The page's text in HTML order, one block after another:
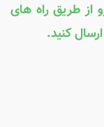
از طریق راه های
کنید.